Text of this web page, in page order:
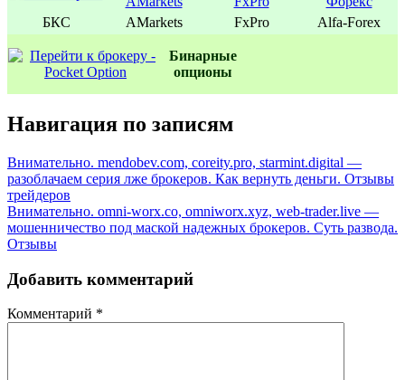
БКС AMarkets FxPro Alfa-Forex
Бинаpные
oпционы
Навигация по записям
Внимательно. mendobev.com, coreity.pro, starmint.digital —
разоблачаем серия лже брокеров. Как вернуть деньги. Отзывы
трейдеров
Внимательно. omni-worx.co, omniworx.xyz, web-trader.live —
мошенничество под маской надежных брокеров. Суть развода.
Отзывы
Добавить комментарий
Комментарий *